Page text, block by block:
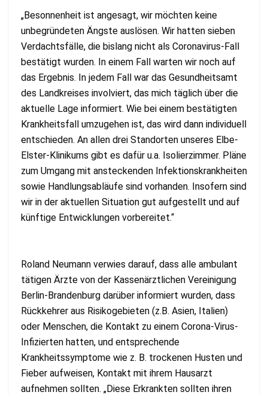
„Besonnenheit ist angesagt, wir möchten keine
unbegründeten Ängste auslösen. Wir hatten sieben
Verdachtsfälle, die bislang nicht als Coronavirus-Fall
bestätigt wurden. In einem Fall warten wir noch auf
das Ergebnis. In jedem Fall war das Gesundheitsamt
des Landkreises involviert, das mich täglich über die
aktuelle Lage informiert. Wie bei einem bestätigten
Krankheitsfall umzugehen ist, das wird dann individuell
entschieden. An allen drei Standorten unseres Elbe-
Elster-Klinikums gibt es dafür u.a. Isolierzimmer. Pläne
zum Umgang mit ansteckenden Infektionskrankheiten
sowie Handlungsabläufe sind vorhanden. Insofern sind
wir in der aktuellen Situation gut aufgestellt und auf
künftige Entwicklungen vorbereitet.“
Roland Neumann verwies darauf, dass alle ambulant
tätigen Ärzte von der Kassenärztlichen Vereinigung
Berlin-Brandenburg darüber informiert wurden, dass
Rückkehrer aus Risikogebieten (z.B. Asien, Italien)
oder Menschen, die Kontakt zu einem Corona-Virus-
Infizierten hatten, und entsprechende
Krankheitssymptome wie z. B. trockenen Husten und
Fieber aufweisen, Kontakt mit ihrem Hausarzt
aufnehmen sollten. „Diese Erkrankten sollten ihren